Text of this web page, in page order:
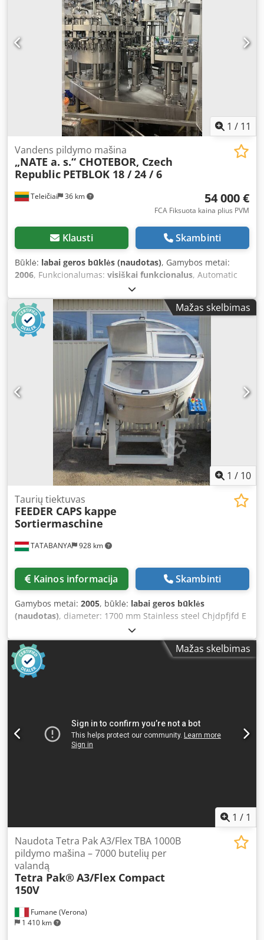
1 / 11
Teleičiai 36 km
Vandens pildymo mašina
„NATE a. s.“ CHOTEBOR, Czech
Republic PETBLOK 18 / 24 / 6
54 000 €
FCA Fiksuota kaina plius PVM
Klausti Skambinti
Būklė: labai geros būklės (naudotas), Gamybos metai:
2006, Funkcionalumas: visiškai funkcionalus, Automatic
product filling equipment for sale – PETBLOK 18 / 24 / 6
Manufacturer – „NATE a. s.“ CHOTEBOR, Czech Republic
Chjdsy Ru Dxspfx Al Nsa Year of manufacture – 2006;
Capacity – 2000 bph 2.0 L bottles; Application: Rinsing,
filling and capping PET plastic bottles of various volumes
(0.3 ÷ 2.0 L) for water, soft drinks or beer. The set includes:
- 18 rinsing positions; - 24 filling valves; - 6 capping heads.
The equipment is fully functional. The price includes both
air and mechanical conveyors.
Mažas skelbimas
1 / 10
TATABANYA 928 km
Taurių tiektuvas
FEEDER CAPS kappe
Sortiermaschine
Kainos informacija Skambinti
Gamybos metai: 2005, būklė: labai geros būklės
(naudotas), diameter: 1700 mm Stainless steel Chjdpfjfd E
Mažas skelbimas
1 / 1
Fumane (Verona)
1 410 km
Naudota Tetra Pak A3/Flex TBA 1000B
pildymo mašina – 7000 butelių per
valandą
Tetra Pak® A3/Flex Compact
150V